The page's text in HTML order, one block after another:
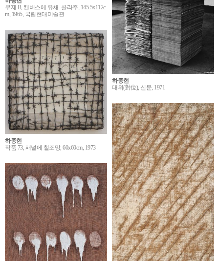
무제 B, 캔버스에 유채_콜라주, 145.5x112c
m, 1965, 국립현대미술관
하종현
대위(對位), 신문, 1971
하종현
작품 73, 패널에 철조망, 60x60cm, 1973